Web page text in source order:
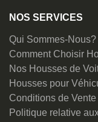
NOS SERVICES
Qui Sommes-Nous?
Comment Choisir
Nos Housses de
Housses pour
Conditions de Vente
Politique relative